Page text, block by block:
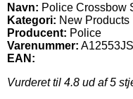
Navn: Police Crossbow
Kategori: New Products
Producent: Police
Varenummer:
EAN:
Vurderet til 4.8 ud af 5